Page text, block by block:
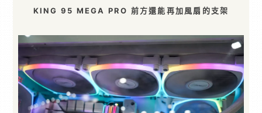
KING 95 MEGA PRO 前方還能再加風扇的支架